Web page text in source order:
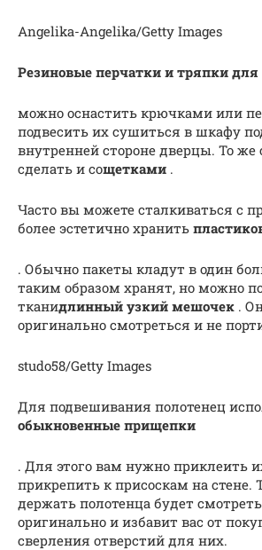
Angelika-Angelika/Getty Images
Резиновые перчатки и тряпки
можно оснастить крючками или
подвесить их сушиться в шкафу
внутренней стороне дверцы. То
сделать и сощетками .
Часто вы можете сталкиваться с
более эстетично хранить
. Обычно пакеты кладут в один
таким образом хранят, но можно
тканидлинный узкий мешочек .
оригинально смотреться и не
studo58/Getty Images
Для подвешивания полотенец
обыкновенные прищепки
. Для этого вам нужно приклеить
прикрепить к присоскам на стене.
держать полотенца будет
оригинально и избавит вас от
сверления отверстий для них.